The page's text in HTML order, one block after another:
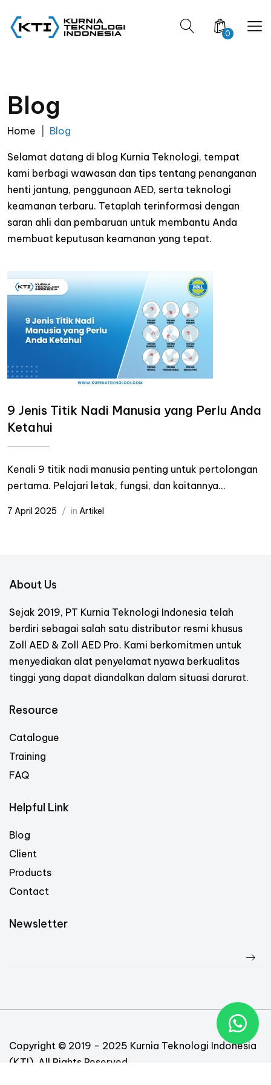
0
Blog
Home Blog
Selamat datang di blog Kurnia Teknologi, tempat
kami berbagi wawasan dan tips tentang penanganan
henti jantung, penggunaan AED, serta teknologi
keamanan terbaru. Tetaplah terinformasi dengan
saran ahli dan pembaruan untuk membantu Anda
membuat keputusan keamanan yang tepat.
9 Jenis Titik Nadi Manusia yang Perlu Anda
Ketahui
Kenali 9 titik nadi manusia penting untuk pertolongan
pertama. Pelajari letak, fungsi, dan kaitannya...
7 April 2025 in Artikel
About Us
Sejak 2019, PT Kurnia Teknologi Indonesia telah
berdiri sebagai salah satu distributor resmi khusus
Zoll AED & Zoll AED Pro. Kami berkomitmen untuk
menyediakan alat penyelamat nyawa berkualitas
tinggi yang dapat diandalkan dalam situasi darurat.
Resource
Catalogue
Training
FAQ
Helpful Link
Blog
Client
Products
Contact
Newsletter
Copyright © 2019 - 2025 Kurnia Teknologi Indonesia
(KTI). All Rights Reserved